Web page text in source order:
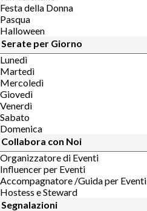
Festa della Donna
Pasqua
Halloween
Serate per Giorno
Lunedì
Martedì
Mercoledì
Giovedì
Venerdì
Sabato
Domenica
Collabora con Noi
Organizzatore di Eventi
Influencer per Eventi
Accompagnatore /Guida per Eventi
Hostess e Steward
Segnalazioni